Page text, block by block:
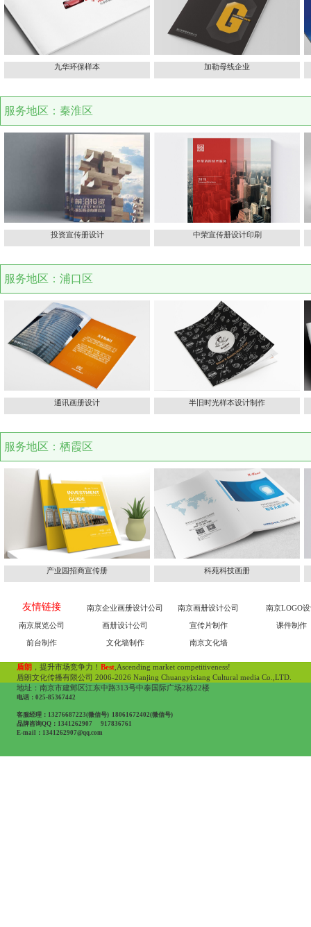
九华环保样本 加勒母线企业
服务地区：秦淮区
投资宣传册设计 中荣宣传册设计印刷
服务地区：浦口区
通讯画册设计 半旧时光样本设计制作
服务地区：栖霞区
产业园招商宣传册 科苑科技画册
友情链接 南京企业画册设计公司 南京画册设计公司 南京LOGO
南京展览公司 画册设计公司 宣传片制作 课件制作
前台制作 文化墙制作 南京文化墙
盾朗 ，提升市场竞争力！ Best ,Ascending market competitiveness!
盾朗文化传播有限公司 2006-2026 Nanjing Chuangyixiang Cultural media Co.,LTD.
地址：南京市建邺区江东中路313号中泰国际广场2栋22楼
电话：025-85367442
客服经理：13276687223(微信号) 18061672402(微信号)
品牌咨询QQ：1341262907 917836761
E-mail：1341262907@qq.com